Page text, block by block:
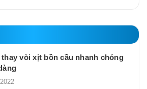
thay vòi xịt bồn cầu nhanh chóng